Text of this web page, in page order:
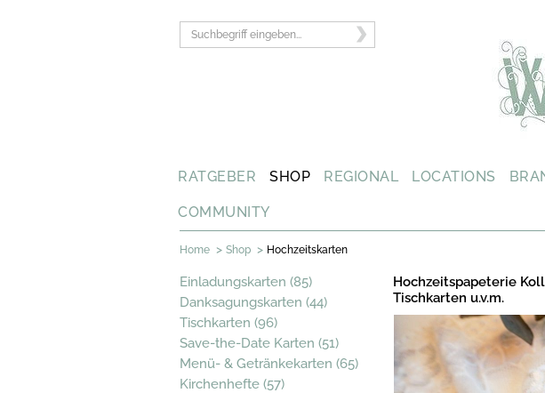
RATGEBER SHOP REGIONAL LOCATIONS
COMMUNITY
Home > Shop > Hochzeitskarten
Einladungskarten (85)
Danksagungskarten (44)
Tischkarten (96)
Save-the-Date Karten (51)
Menü- & Getränkekarten (65)
Kirchenhefte (57)
Hochzeitspapeterie
Tischkarten u.v.m.